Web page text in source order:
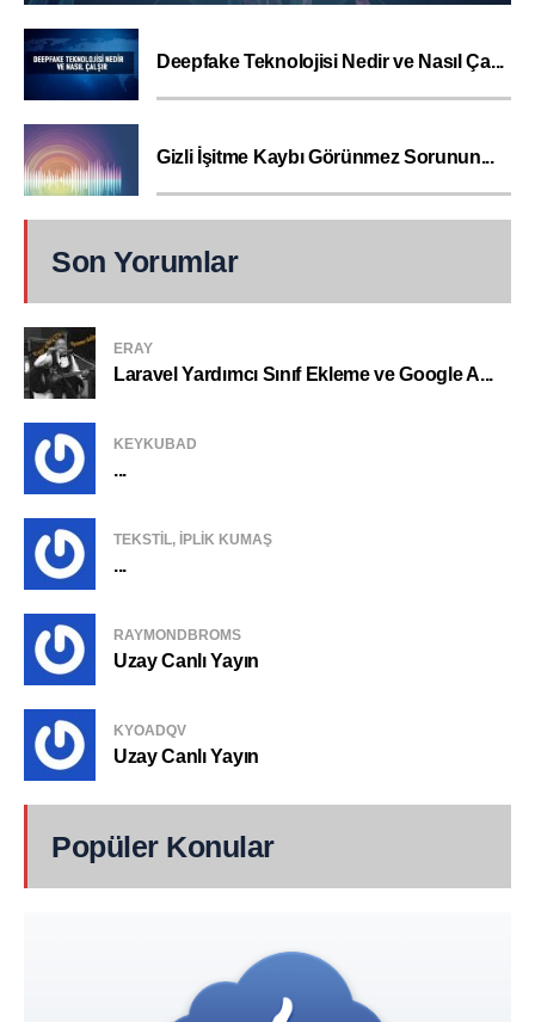
Deepfake Teknolojisi Nedir ve Nasıl Ça...
Gizli İşitme Kaybı Görünmez Sorunun...
Son Yorumlar
ERAY
Laravel Yardımcı Sınıf Ekleme ve Google A...
KEYKUBAD
...
TEKSTIL, IPLIK KUMAŞ
...
RAYMONDBROMS
Uzay Canlı Yayın
KYOADQV
Uzay Canlı Yayın
Popüler Konular